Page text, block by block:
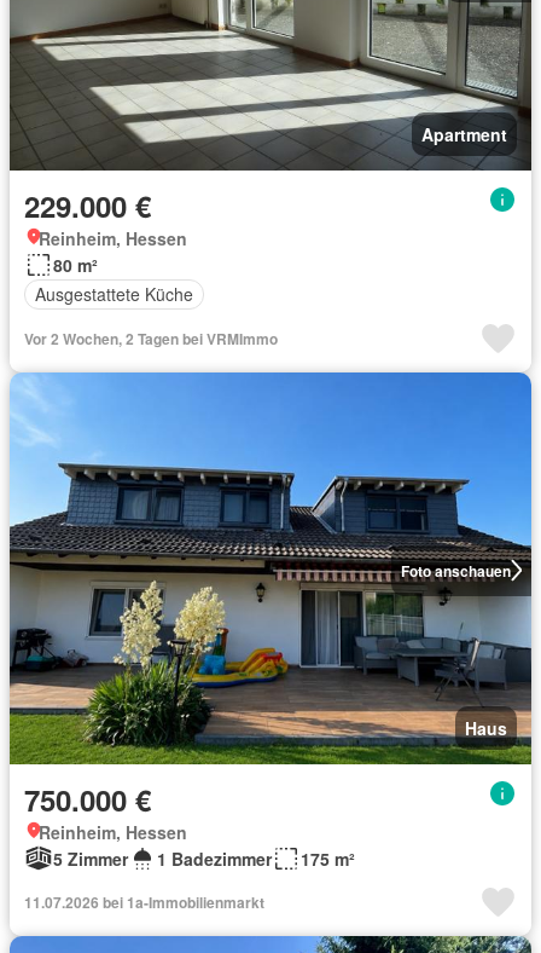
Apartment
229.000 €
Reinheim, Hessen
80 m²
Ausgestattete Küche
Vor 2 Wochen, 2 Tagen bei VRMImmo
Foto anschauen
Haus
750.000 €
Reinheim, Hessen
5 Zimmer
1 Badezimmer 175 m²
11.07.2026 bei 1a-Immobilienmarkt